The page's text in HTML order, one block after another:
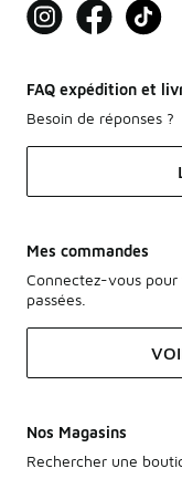
FAQ expédition et
Besoin de réponses ?
Mes commandes
Connectez-vous
passées.
Nos Magasins
Rechercher une